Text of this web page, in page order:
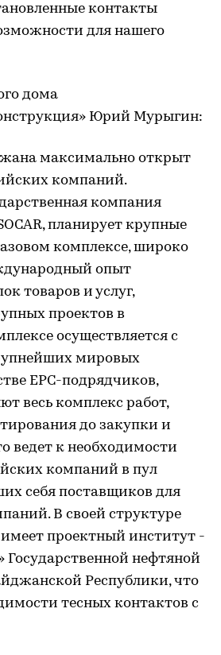
контакты
для нашего
дома
Юрий Мурыгин:
максимально открыт
компаний.
компания
планирует крупные
комплексе, широко
опыт
товаров и услуг,
проектов в
осуществляется с
мировых
ЕРС-подрядчиков,
весь комплекс работ,
до закупки и
ведет к необходимости
компаний в пул
себя поставщиков для
В своей структуре
проектный институт -
нефтяной
Республики, что
тесных контактов с